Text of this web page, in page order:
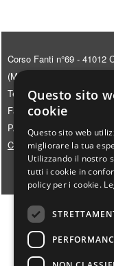
Corso Fanti n°69 - 41012
(MO)
Tel 059-686202
Fax 059-630763
P.Iva 03075720361
Cookie policy
Questo sito
cookie
Questo sito web
migliorare la tua
Utilizzando il nostro
tutti i cookie in
policy per i cookie.